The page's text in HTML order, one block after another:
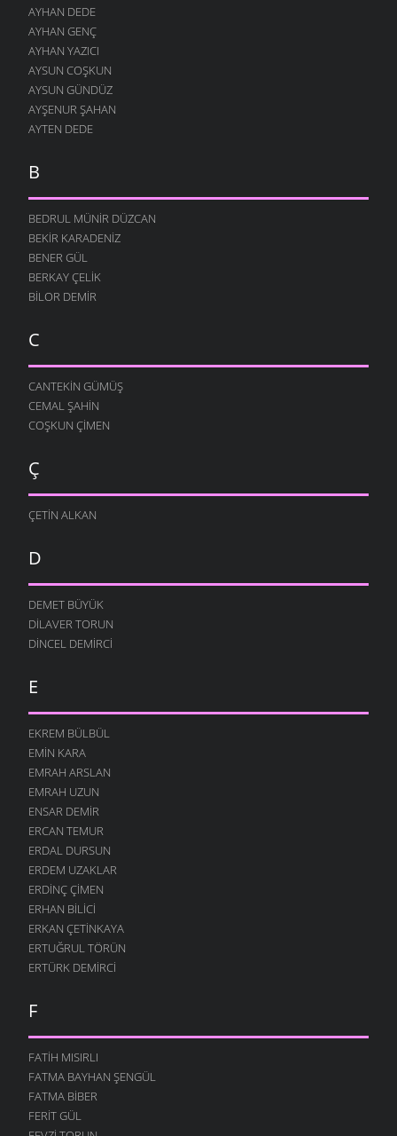
AYHAN DEDE
AYHAN GENÇ
AYHAN YAZICI
AYSUN COŞKUN
AYSUN GÜNDÜZ
AYŞENUR ŞAHAN
AYTEN DEDE
B
BEDRUL MÜNIR DÜZCAN
BEKIR KARADENIZ
BENER GÜL
BERKAY ÇELIK
BILOR DEMIR
C
CANTEKIN GÜMÜŞ
CEMAL ŞAHIN
COŞKUN ÇIMEN
Ç
ÇETIN ALKAN
D
DEMET BÜYÜK
DILAVER TORUN
DINCEL DEMIRCI
E
EKREM BÜLBÜL
EMIN KARA
EMRAH ARSLAN
EMRAH UZUN
ENSAR DEMIR
ERCAN TEMUR
ERDAL DURSUN
ERDEM UZAKLAR
ERDINÇ ÇIMEN
ERHAN BILICI
ERKAN ÇETINKAYA
ERTUĞRUL TÖRÜN
ERTÜRK DEMIRCI
F
FATIH MISIRLI
FATMA BAYHAN ŞENGÜL
FATMA BIBER
FERIT GÜL